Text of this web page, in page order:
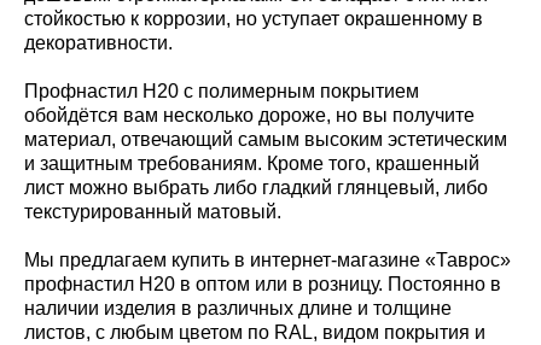
стойкостью к коррозии, но уступает окрашенному в
декоративности.
Профнастил Н20 с полимерным покрытием
обойдётся вам несколько дороже, но вы получите
материал, отвечающий самым высоким эстетическим
и защитным требованиям. Кроме того, крашенный
лист можно выбрать либо гладкий глянцевый, либо
текстурированный матовый.
Мы предлагаем купить в интернет-магазине «Таврос»
профнастил Н20 в оптом или в розницу. Постоянно в
наличии изделия в различных длине и толщине
листов, с любым цветом по RAL, видом покрытия и